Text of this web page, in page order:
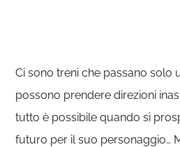
Ci sono treni che passano solo
possono prendere direzioni
tutto è possibile quando si
futuro per il suo personaggio…